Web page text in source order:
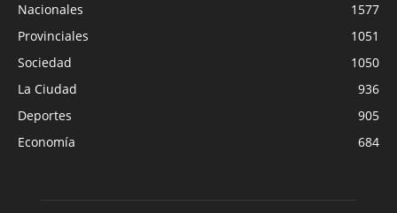
Nacionales
1577
Provinciales
1051
Sociedad
1050
La Ciudad
936
Deportes
905
Economía
684